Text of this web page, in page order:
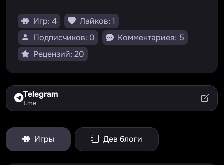
Игр: 4
Лайков: 1
Подписчиков: 0
Комментариев: 5
Рецензий: 20
Telegram
t.me
Игры Дев блоги